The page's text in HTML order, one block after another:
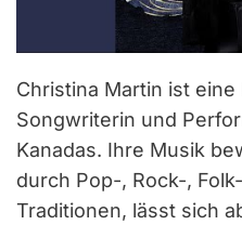
Christina Martin ist
Songwriterin und
Kanadas. Ihre Musik
durch Pop-, Rock-,
Traditionen, lässt sich